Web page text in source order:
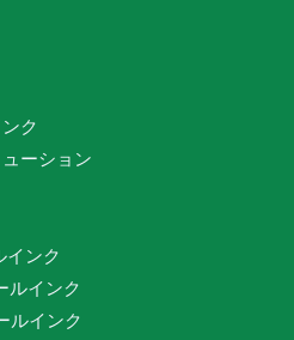
ク
ーション
インク
ルインク
ルインク